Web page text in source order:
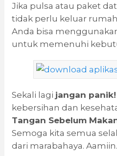
Jika pulsa atau paket
tidak perlu keluar
Anda bisa
untuk memenuhi
Sekali lagi jangan panik!
kebersihan dan
Tangan Sebelum
Semoga kita semua
dari marabahaya. Aamiin.